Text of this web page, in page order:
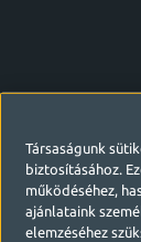
Társaságunk
biztosításához.
működéséhez,
ajánlataink
elemzéséhez